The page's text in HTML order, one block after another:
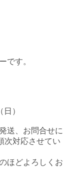
です。
）
送、お問合せに
次対応させてい
ほどよろしくお